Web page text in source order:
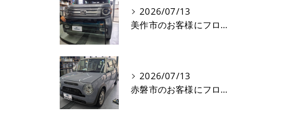
2026/07/13
美作市のお客様にフロントガラス交換 N-VAN【nexus株式会社】
2026/07/13
赤磐市のお客様にフロントガラス飛び石修理 ラパン【nexus株式会社】